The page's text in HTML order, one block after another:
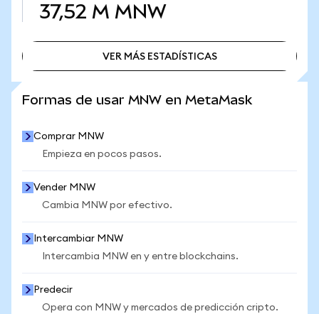
37,52 M MNW
VER MÁS ESTADÍSTICAS
Formas de usar MNW en MetaMask
Comprar MNW
Empieza en pocos pasos.
Vender MNW
Cambia MNW por efectivo.
Intercambiar MNW
Intercambia MNW en y entre blockchains.
Predecir
Opera con MNW y mercados de predicción cripto.